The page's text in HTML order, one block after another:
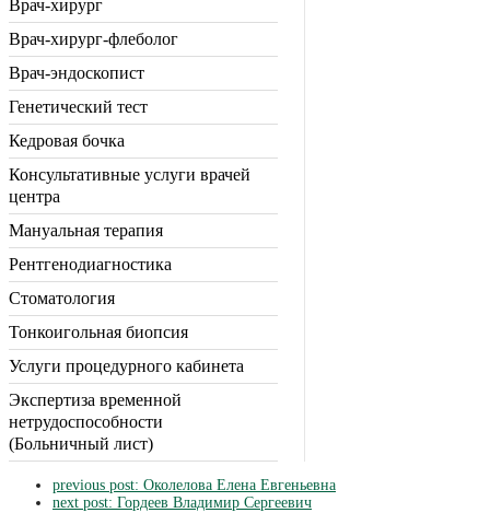
Врач-хирург
Врач-хирург-флеболог
Врач-эндоскопист
Генетический тест
Кедровая бочка
Консультативные услуги врачей
центра
Мануальная терапия
Рентгенодиагностика
Стоматология
Тонкоигольная биопсия
Услуги процедурного кабинета
Экспертиза временной
нетрудоспособности
(Больничный лист)
previous post: Околелова Елена Евгеньевна
next post: Гордеев Владимир Сергеевич